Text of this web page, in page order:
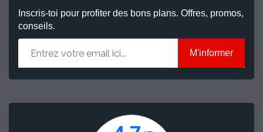
Inscris-toi pour profiter des bons plans. Offres, promos,
conseils.
M'informer